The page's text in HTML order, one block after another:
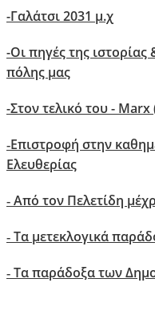
-Γαλάτσι 2031 μ.χ
-Οι πηγές της
πόλης μας
-Στον τελικό του -
-Επιστροφή στην
Ελευθερίας
- Aπό τον Πελετίδη
- Τα μετεκλογικά
- Τα παράδοξα των